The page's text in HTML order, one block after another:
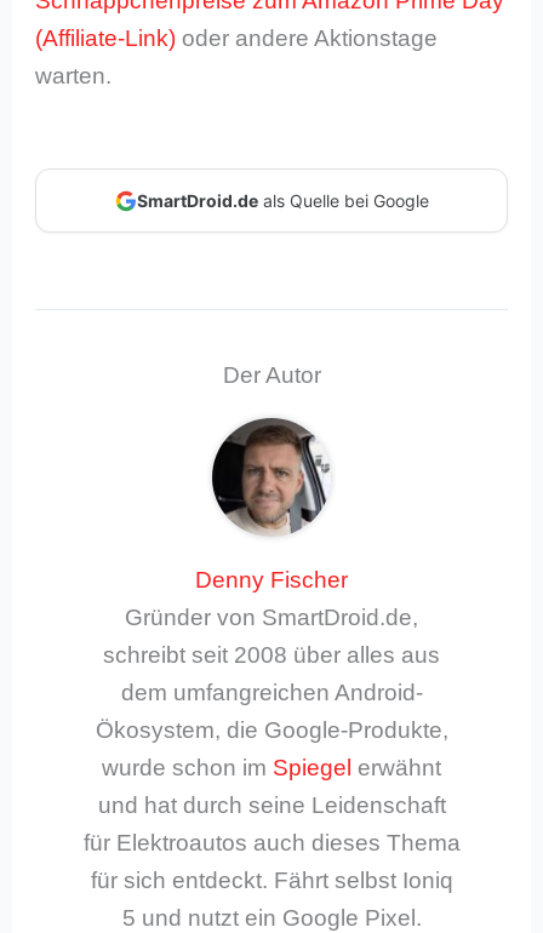
oder andere Aktionstage
warten.
SmartDroid.deals Quelle bei Google
Der Autor
Denny Fischer
Gründer von SmartDroid.de,
schreibt seit 2008 über alles aus
dem umfangreichen Android-
Ökosystem, die Google-Produkte,
wurde schon im Spiegel erwähnt
und hat durch seine Leidenschaft
für Elektroautos auch dieses Thema
für sich entdeckt. Fährt selbst Ioniq
5 und nutzt ein Google Pixel.